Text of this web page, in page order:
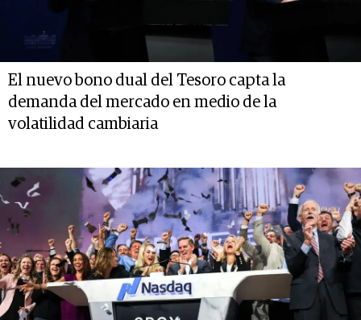
El nuevo bono dual del Tesoro capta la
demanda del mercado en medio de la
volatilidad cambiaria